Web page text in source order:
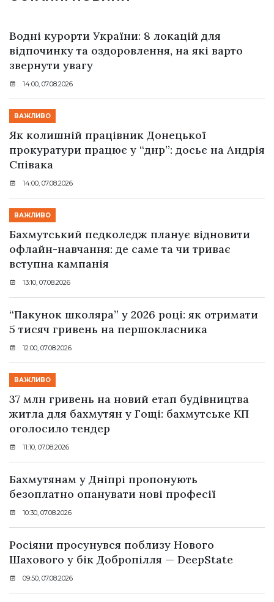
Водні курорти України: 8 локацій для
відпочинку та оздоровлення, на які варто
звернути увагу
14:00, 07.08.2026
ВАЖЛИВО
Як колишній працівник Донецької
прокуратури працює у “днр”: досьє на Андрія
Співака
14:00, 07.08.2026
ВАЖЛИВО
Бахмутський педколедж планує відновити
офлайн-навчання: де саме та чи триває
вступна кампанія
13:10, 07.08.2026
“Пакунок школяра” у 2026 році: як отримати
5 тисяч гривень на першокласника
12:00, 07.08.2026
ВАЖЛИВО
37 млн гривень на новий етап будівництва
житла для бахмутян у Гощі: бахмутське КП
оголосило тендер
11:10, 07.08.2026
Бахмутянам у Дніпрі пропонують
безоплатно опанувати нові професії
10:30, 07.08.2026
Росіяни просунувся поблизу Нового
Шахового у бік Добропілля — DeepState
09:50, 07.08.2026